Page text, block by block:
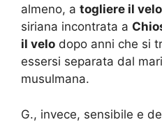
almeno, a togliere il velo
siriana incontrata a
il velo dopo anni che si
essersi separata dal
musulmana.
G., invece, sensibile e